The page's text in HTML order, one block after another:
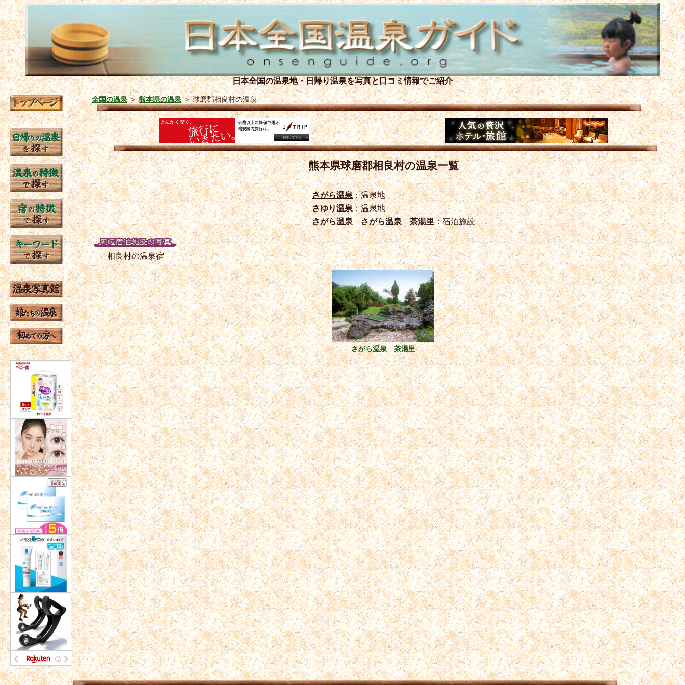
日本全国の温泉地・日帰り温泉を写真と口コミ情報でご紹介
全国の温泉＞熊本県の温泉＞球磨郡相良村の温泉
熊本県球磨郡相良村の温泉一覧
さがら温泉：温泉地
さゆり温泉：温泉地
さがら温泉 さがら温泉 茶湯里：宿泊施設
相良村の温泉宿
さがら温泉 茶湯里